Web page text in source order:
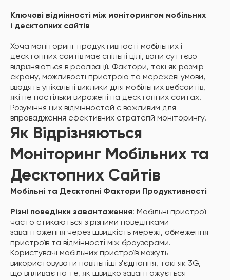
Ключові відмінності між моніторингом мобільних
і десктопних сайтів
Хоча моніторинг продуктивності мобільних і
десктопних сайтів має спільні цілі, вони суттєво
відрізняються в реалізації. Фактори, такі як розмір
екрану, можливості пристрою та мережеві умови,
вводять унікальні виклики для мобільних вебсайтів,
які не настільки виражені на десктопних сайтах.
Розуміння цих відмінностей є важливим для
впровадження ефективних стратегій моніторингу.
Як Відрізняються
Моніторинг Мобільних та
Десктопних Сайтів
Мобільні та Десктопні Фактори Продуктивності
Різні поведінки завантаження: Мобільні пристрої
часто стикаються з різними поведінками
завантаження через швидкість мережі, обмеження
пристроїв та відмінності між браузерами.
Користувачі мобільних пристроїв можуть
використовувати повільніші з'єднання, такі як 3G,
що впливає на те, як швидко завантажується